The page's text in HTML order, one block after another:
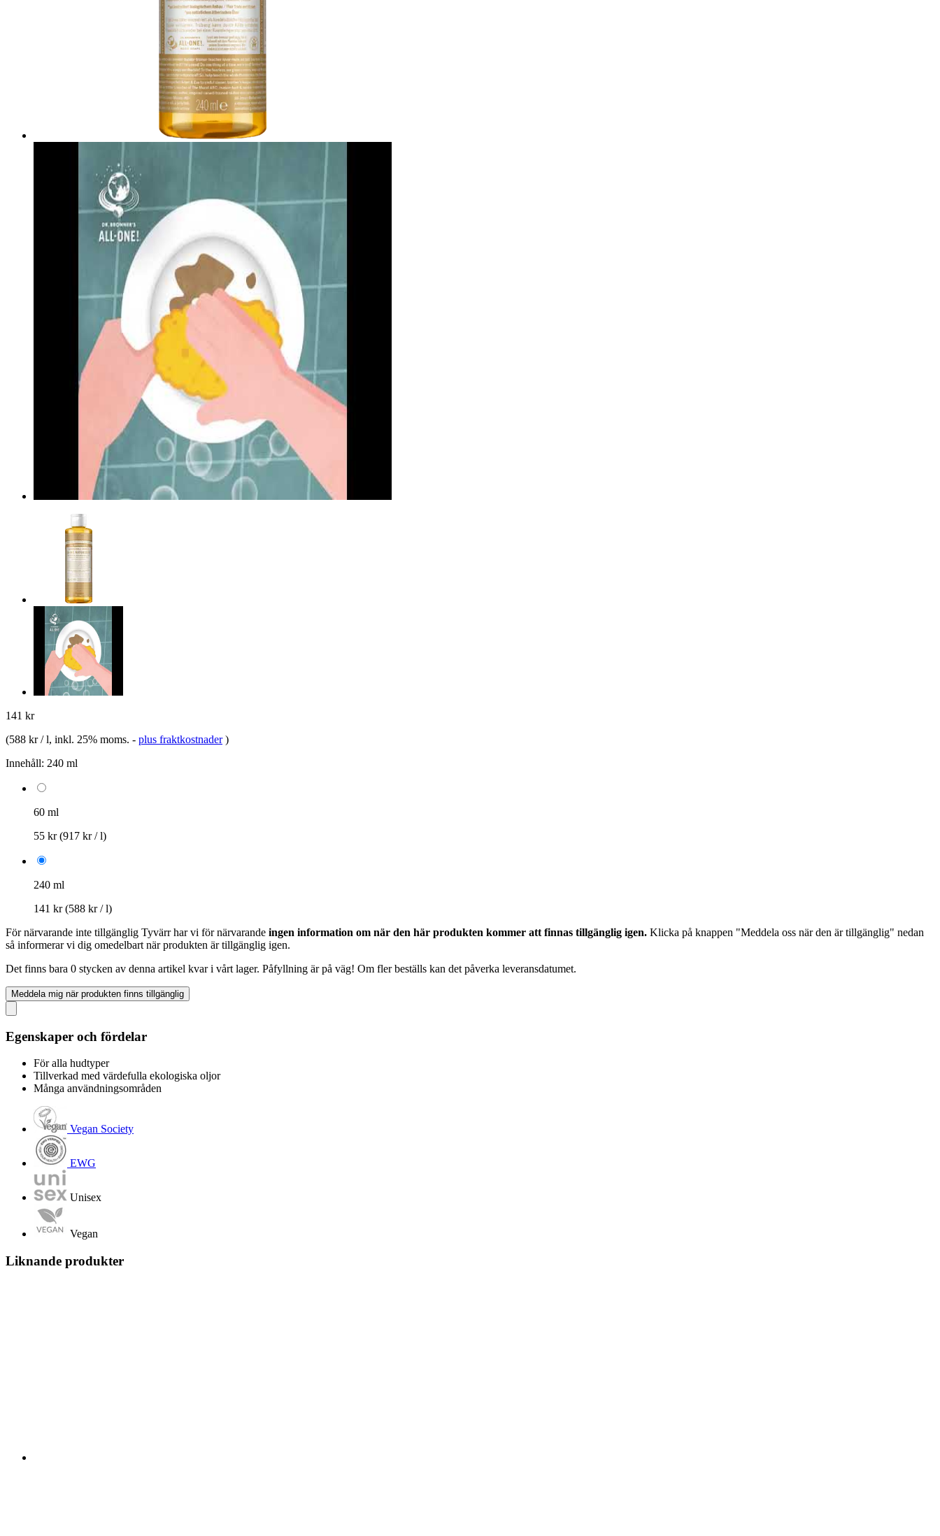
141 kr
(588 kr / l, inkl. 25% moms. - plus fraktkostnader )
Innehåll: 240 ml
60 ml
55 kr(917 kr / l)
240 ml
141 kr(588 kr / l)
För närvarande inte tillgänglig Tyvärr har vi för närvarande ingen information om när den här produkten kommer att finnas tillgänglig igen. Klicka på knappen "Meddela oss när den är tillgänglig" nedan
så informerar vi dig omedelbart när produkten är tillgänglig igen.
Det finns bara 0 stycken av denna artikel kvar i vårt lager. Påfyllning är på väg! Om fler beställs kan det påverka leveransdatumet.
Meddela mig när produkten finns tillgänglig
Egenskaper och fördelar
För alla hudtyper
Tillverkad med värdefulla ekologiska oljor
Många användningsområden
Vegan Society
EWG
Unisex
Vegan
Liknande produkter